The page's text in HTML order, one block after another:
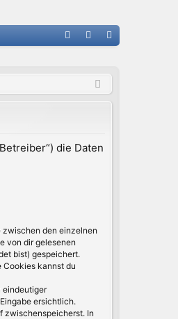
ist
die Daten
zwischen den einzelnen
von dir gelesenen
bist) gespeichert.
Cookies kannst du
eindeutiger
ersichtlich.
zwischenspeicherst. In